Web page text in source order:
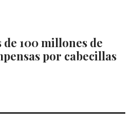
de 100 millones de
por cabecillas